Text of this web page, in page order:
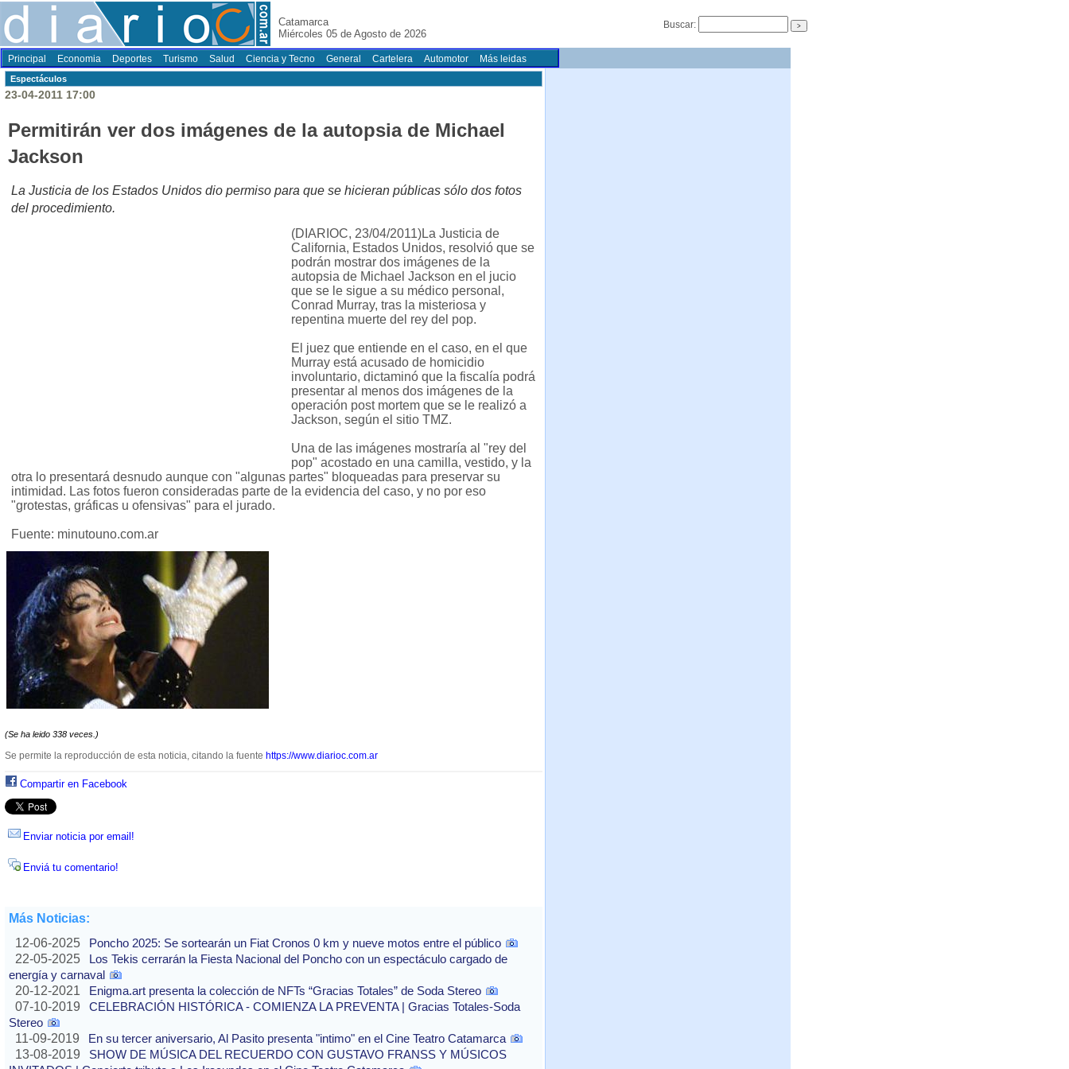
Catamarca
Miércoles 05 de Agosto de 2026
Buscar:
Principal Economia Deportes Turismo Salud Ciencia y Tecno General Cartelera Automotor Más leidas
Espectáculos
23-04-2011 17:00
Permitirán ver dos imágenes de la autopsia de Michael
Jackson
La Justicia de los Estados Unidos dio permiso para que se hicieran públicas sólo dos fotos
del procedimiento.
(DIARIOC, 23/04/2011)La Justicia de
California, Estados Unidos, resolvió que se
podrán mostrar dos imágenes de la
autopsia de Michael Jackson en el jucio
que se le sigue a su médico personal,
Conrad Murray, tras la misteriosa y
repentina muerte del rey del pop.
El juez que entiende en el caso, en el que
Murray está acusado de homicidio
involuntario, dictaminó que la fiscalía podrá
presentar al menos dos imágenes de la
operación post mortem que se le realizó a
Jackson, según el sitio TMZ.
Una de las imágenes mostraría al "rey del
pop" acostado en una camilla, vestido, y la
otra lo presentará desnudo aunque con "algunas partes" bloqueadas para preservar su
intimidad. Las fotos fueron consideradas parte de la evidencia del caso, y no por eso
"grotestas, gráficas u ofensivas" para el jurado.
Fuente: minutouno.com.ar
(Se ha leido 338 veces.)
Se permite la reproducción de esta noticia, citando la fuente https://www.diarioc.com.ar
Compartir en Facebook
Enviar noticia por email!
Enviá tu comentario!
Más Noticias:
12-06-2025
Poncho 2025: Se sortearán un Fiat Cronos 0 km y nueve motos entre el público
22-05-2025
Los Tekis cerrarán la Fiesta Nacional del Poncho con un espectáculo cargado de
energía y carnaval
20-12-2021
Enigma.art presenta la colección de NFTs “Gracias Totales” de Soda Stereo
07-10-2019
CELEBRACIÓN HISTÓRICA - COMIENZA LA PREVENTA | Gracias Totales-Soda
Stereo
11-09-2019
En su tercer aniversario, Al Pasito presenta "intimo" en el Cine Teatro Catamarca
13-08-2019
SHOW DE MÚSICA DEL RECUERDO CON GUSTAVO FRANSS Y MÚSICOS